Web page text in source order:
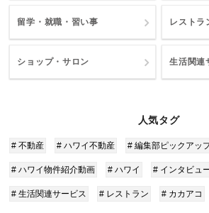
留学・就職・習い事 レストラ
ショップ・サロン 生活関連
人気タグ
# 不動産 # ハワイ不動産 # 編集部ピックアッ
# ハワイ物件紹介動画 # ハワイ # インタビュ
# 生活関連サービス # レストラン # カカアコ